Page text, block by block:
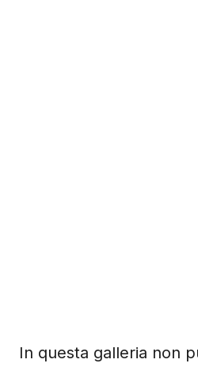
In questa galleria non